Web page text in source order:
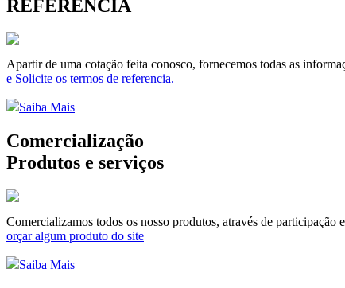
REFERÊNCIA
Apartir de uma cotação feita conosco, fornecemos todas as
e Solicite os termos de referencia.
Saiba Mais
Comercialização
Produtos e serviços
Comercializamos todos os nosso produtos, através de participação
orçar algum produto do site
Saiba Mais